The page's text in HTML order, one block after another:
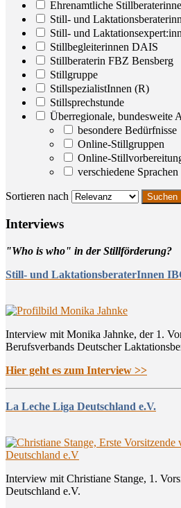
Ehrenamtliche
Still- und
Still- und
Stillbegleiterinnen DAIS
Stillberaterin FBZ Bensberg
Stillgruppe
StillspezialistInnen (R)
Stillsprechstunde
Überregionale, bundesweite
besondere Bedürfnisse
Online-Stillgruppen
Online-
verschiedene Sprachen
Sortieren nach
Inter­views
"Who is who" in der Stillförderung?
Still- und LaktationsberaterInnen
Interview mit Monika Jahnke, der 1.
Berufsverbands Deutscher
Hier geht es zum Interview >>
La Leche Liga Deutschland e.V.
Interview mit Christiane Stange, 1.
Deutschland e.V.